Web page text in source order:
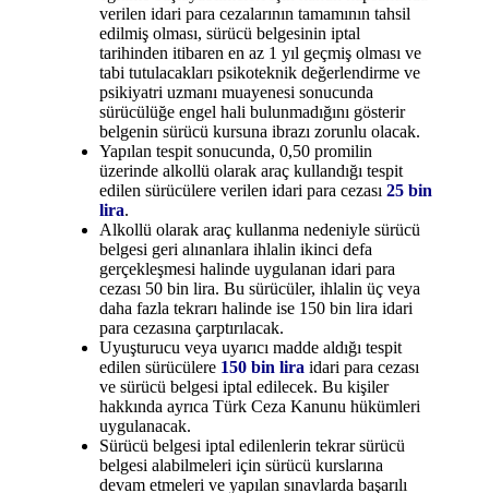
verilen idari para cezalarının tamamının tahsil
edilmiş olması, sürücü belgesinin iptal
tarihinden itibaren en az 1 yıl geçmiş olması ve
tabi tutulacakları psikoteknik değerlendirme ve
psikiyatri uzmanı muayenesi sonucunda
sürücülüğe engel hali bulunmadığını gösterir
belgenin sürücü kursuna ibrazı zorunlu olacak.
Yapılan tespit sonucunda, 0,50 promilin
üzerinde alkollü olarak araç kullandığı tespit
edilen sürücülere verilen idari para cezası25 bin
lira.
Alkollü olarak araç kullanma nedeniyle sürücü
belgesi geri alınanlara ihlalin ikinci defa
gerçekleşmesi halinde uygulanan idari para
cezası 50 bin lira. Bu sürücüler, ihlalin üç veya
daha fazla tekrarı halinde ise 150 bin lira idari
para cezasına çarptırılacak.
Uyuşturucu veya uyarıcı madde aldığı tespit
edilen sürücülere 150 bin lira idari para cezası
ve sürücü belgesi iptal edilecek. Bu kişiler
hakkında ayrıca Türk Ceza Kanunu hükümleri
uygulanacak.
Sürücü belgesi iptal edilenlerin tekrar sürücü
belgesi alabilmeleri için sürücü kurslarına
devam etmeleri ve yapılan sınavlarda başarılı